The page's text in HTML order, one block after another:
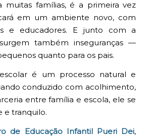
muitas famílias, é a primeira vez
em um ambiente novo, com
e educadores. E junto com a
também inseguranças —
quanto para os pais.
é um processo natural e
conduzido com acolhimento,
entre família e escola, ele se
e tranquilo.
de Educação Infantil Pueri Dei,